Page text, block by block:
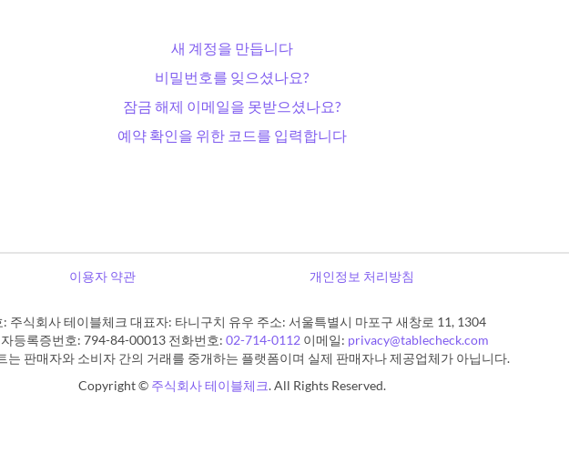
새 계정을 만듭니다
비밀번호를 잊으셨나요?
잠금 해제 이메일을 못받으셨나요?
예약 확인을 위한 코드를 입력합니다
이용자 약관 개인정보 처리방침
: 주식회사 테이블체크 대표자: 타니구치 유우 주소: 서울특별시 마포구 새창로 11, 1304
등록증번호: 794-84-00013 전화번호: 02-714-0112 이메일: privacy@tablecheck.com
는 판매자와 소비자 간의 거래를 중개하는 플랫폼이며 실제 판매자나 제공업체가 아닙니다.
Copyright © 주식회사 테이블체크. All Rights Reserved.